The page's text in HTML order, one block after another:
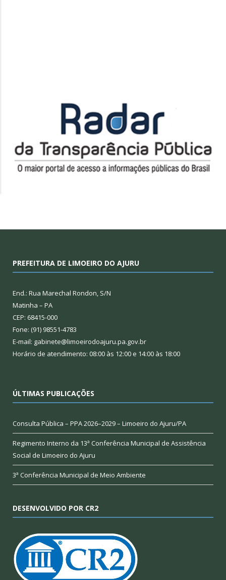
PREFEITURA DE LIMOEIRO DO AJURU
End.: Rua Marechal Rondon, S/N
Matinha – PA
CEP: 68415-000
Fone: (91) 98551-4783
E-mail: gabinete@limoeirodoajuru.pa.gov.br
Horário de atendimento: 08:00 às 12:00 e 14:00 às 18:00
ÚLTIMAS PUBLICAÇÕES
Consulta Pública – PPA 2026–2029 – Limoeiro do Ajuru/PA
Regimento Interno da 13ª Conferência Municipal de Assistência
Social de Limoeiro do Ajuru
3ª Conferência Municipal de Meio Ambiente
DESENVOLVIDO POR CR2